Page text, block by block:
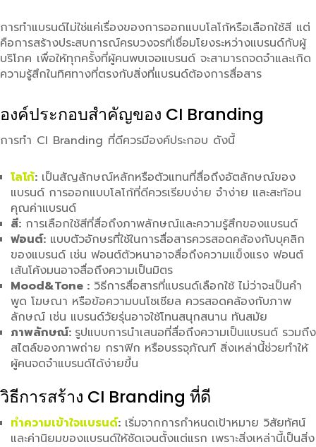
การทำแบรนด์ไม่ใช่แค่เรื่องของการออกแบบโลโก้หรือเลือกใช้สี แต่
คือการสร้างประสบการณ์ครบวงจรที่เชื่อมโยงระหว่างแบรนด์กับผู้
บริโภค เพื่อให้ทุกครั้งที่ผู้คนพบเจอแบรนด์ จะสามารถจดจำและเกิด
ความรู้สึกในทิศทางที่ตรงกับสิ่งที่แบรนด์ต้องการสื่อสาร
องค์ประกอบสำคัญของ CI Branding
การทำ CI Branding ที่ดีควรมีองค์ประกอบ ดังนี้
โลโก้: เป็นสัญลักษณ์หลักหรือตัวแทนที่สื่อถึงอัตลักษณ์ของ
แบรนด์ การออกแบบโลโก้ที่ดีควรเรียบง่าย จำง่าย และสะท้อน
คุณค่าแบรนด์
สี: การเลือกใช้สีที่สื่อถึงภาพลักษณ์และความรู้สึกของแบรนด์
ฟอนต์: แบบตัวอักษรที่ใช้ในการสื่อสารควรสอดคล้องกับบุคลิก
ของแบรนด์ เช่น ฟอนต์ตัวหนาอาจสื่อถึงความแข็งแรง ฟอนต์
เส้นโค้งมนอาจสื่อถึงความเป็นมิตร
Mood&Tone : วิธีการสื่อสารที่แบรนด์เลือกใช้ ไม่ว่าจะเป็นคำ
พูด โฆษณา หรือข้อความบนโซเชียล ควรสอดคล้องกับภาพ
ลักษณ์ เช่น แบรนด์วัยรุ่นอาจใช้โทนสนุกสนาน ทันสมัย
ภาพลักษณ์: รูปแบบการนำเสนอที่สื่อถึงความเป็นแบรนด์ รวมถึง
สไตล์ของภาพถ่าย กราฟิก หรือบรรจุภัณฑ์ สิ่งเหล่านี้ช่วยทำให้
ผู้คนจดจำแบรนด์ได้ง่ายขึ้น
วิธีการสร้าง CI Branding ที่ดี
ทำความเข้าใจแบรนด์: เริ่มจากการกำหนดเป้าหมาย วิสัยทัศน์
และค่านิยมของแบรนด์ให้ชัดเจนตั้งแต่แรก เพราะสิ่งเหล่านี้เป็นสิ่ง